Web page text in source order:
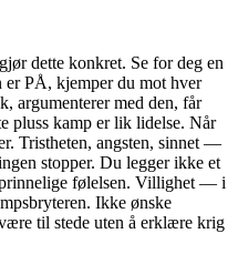
dette konkret. Se for deg en
er PÅ, kjemper du mot hver
argumenterer med den, får
pluss kamp er lik lidelse. Når
Tristheten, angsten, sinnet —
stopper. Du legger ikke et
følelsen. Villighet — i
Ikke ønske
til stede uten å erklære krig